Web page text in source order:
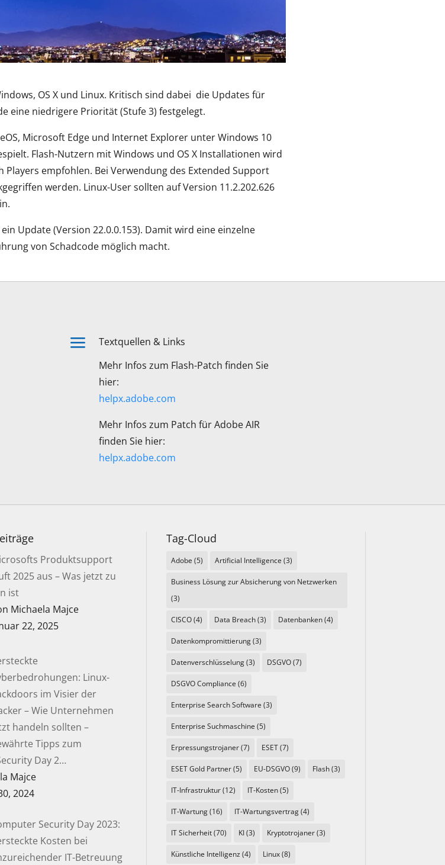
OS X und Linux. Kritisch sind dabei die Updates für
eine niedrigere Priorität (Stufe 3) festgelegt.
Microsoft Edge und Internet Explorer unter Windows 10
Flash-Nutzern mit Windows und OS X Installationen wird
Players empfohlen. Bei Verwendung des Extended Support
werden. Linux-User sollten auf Version 11.2.202.626
Update (Version 22.0.0.153). Damit wird eine einzelne
von Schadcode möglich macht.
a
Textquellen & Links
Mehr Infos zum Flash-Patch finden Sie
hier:
helpx.adobe.com
Mehr Infos zum Patch für Adobe AIR
finden Sie hier:
helpx.adobe.com
Produktsupport
2025 aus – Was jetzt zu
ist
Michaela Majce
22, 2025
Linux-
im Visier der
– Wie Unternehmen
handeln sollten –
Tipps zum
Day 2…
Majce
2024
Security Day 2023:
Kosten bei
IT-Betreuung
Tag-Cloud
Adobe (5) Artificial Intelligence (3)
Business Lösung zur Absicherung von Netzwerken
(3)
CISCO(4) Data Breach(3) Datenbanken(4)
Datenkompromittierung(3)
Datenverschlüsselung(3) DSGVO(7)
DSGVO Compliance (6)
Enterprise Search Software (3)
Enterprise Suchmaschine (5)
Erpressungstrojaner(7) ESET(7)
ESET Gold Partner(5) EU-DSGVO(9) Flash(3)
IT-Infrastruktur(12) IT-Kosten(5)
IT-Wartung(16) IT-Wartungsvertrag(4)
IT Sicherheit(70) KI(3) Kryptotrojaner(3)
Künstliche Intelligenz(4) Linux(8)